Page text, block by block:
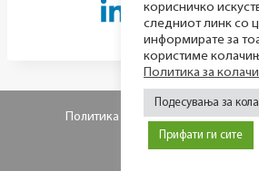
© 2026 МИР
Политика за приватност
корисничко
следниот линк со
информирате за
користиме
Политика за
Подесувања за
Прифати ги сите